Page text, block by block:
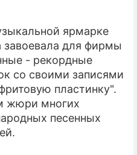
ярмарке
завоевала для фирмы
- рекордные
со своими записями
пластинку".
жюри многих
песенных